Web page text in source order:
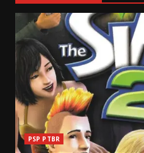
PSP PTBR